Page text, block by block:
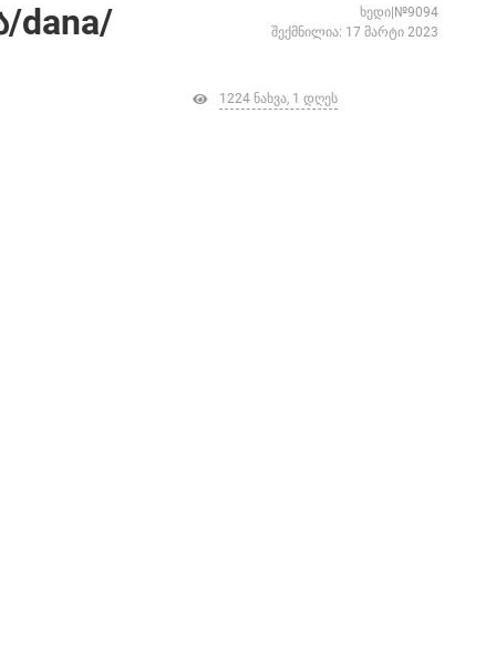
dana/
ხედი|№9094
შექმნილია: 17 მარტი 2023
1224 ნახვა, 1 დღეს